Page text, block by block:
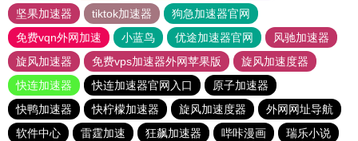
坚果加速器
tiktok加速器
狗急加速器官网
免费vqn外网加速
小蓝鸟 优途加速器官网
风驰加速器
旋风加速器
免费vps加速器外网苹果版
旋风加速度器
快连加速器
快连加速器官网入口
原子加速器
快鸭加速器
快柠檬加速器 旋风加速度器
外网网址导航
软件中心
雷霆加速 狂飙加速器 哔咔漫画
瑞乐小说